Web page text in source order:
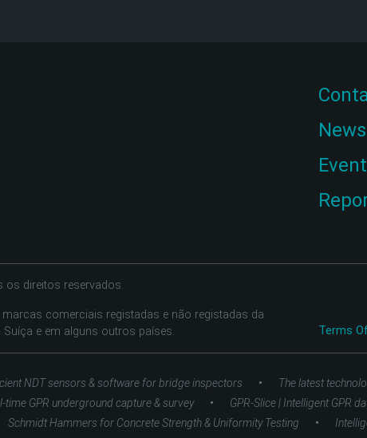
News
os direitos reservados.
comerciais registadas e não registadas da
e em alguns outros países.
Terms
NDT sensors & software for bridge inspectors • The latest
time GPR underground capture & survey • GPR-Slice | Intelligent GPR
Schmidt Hammers for Concrete Strength & Uniformity Testing •